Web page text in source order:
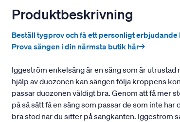
Produktbeskrivning
Beställ tygprov och få ett personligt
Prova sängen i din närmsta butik här→
Iggeström enkelsäng är en säng som är
hjälp av duozonen kan sängen följa kroppens
passar duozonen väldigt bra. Genom att få mer
på så sätt få en säng som passar de som inte
bra stöd när du sitter på sängkanten. Iggeström